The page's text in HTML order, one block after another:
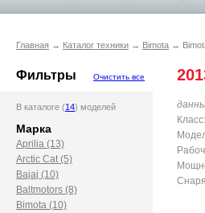
Главная → Каталог техники → Bimota →
Фильтры Очистить все
В каталоге (14) моделей
Марка
Aprilia (13)
Arctic Cat (5)
Bajaj (10)
Baltmotors (8)
Bimota (10)
Класс: